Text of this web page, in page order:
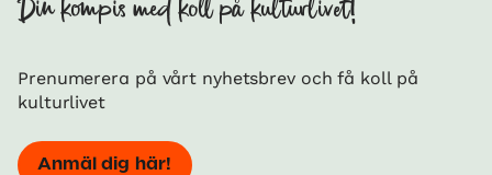
Din kompis med koll på kulturlivet!
Prenumerera på vårt nyhetsbrev och få koll på
kulturlivet
Anmäl dig här!